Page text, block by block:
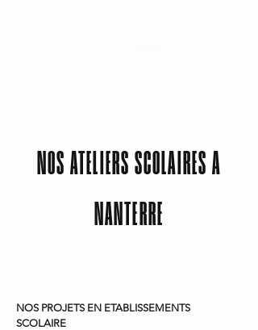
NOS ATELIERS SCOLAIRES A
NANTERRE
NOS PROJETS EN ETABLISSEMENTS
SCOLAIRE